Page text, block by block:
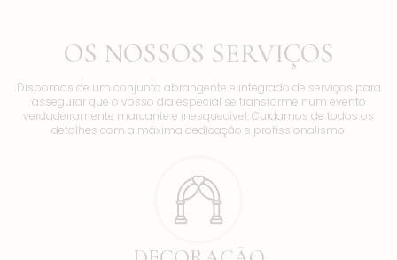
OS NOSSOS SERVIÇOS
Dispomos de um conjunto abrangente e integrado de serviços para
assegurar que o vosso dia especial se transforme num evento
verdadeiramente marcante e inesquecível. Cuidamos de todos os
detalhes com a máxima dedicação e profissionalismo.